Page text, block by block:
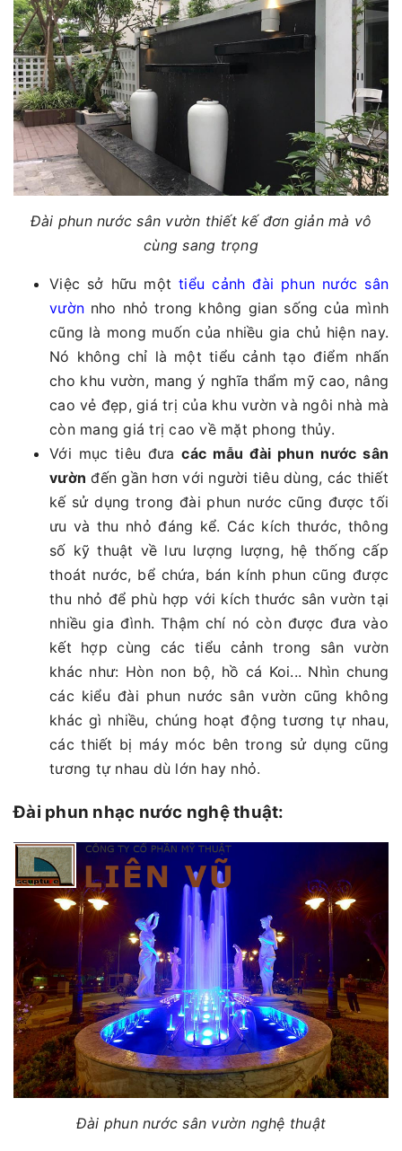
Đài phun nước sân vườn thiết kế đơn giản mà vô
cùng sang trọng
Việc sở hữu mộttiểu cảnh đài phun nước sân
vườn nho nhỏ trong không gian sống của mình
cũng là mong muốn của nhiều gia chủ hiện nay.
Nó không chỉ là một tiểu cảnh tạo điểm nhấn
cho khu vườn, mang ý nghĩa thẩm mỹ cao, nâng
cao vẻ đẹp, giá trị của khu vườn và ngôi nhà mà
còn mang giá trị cao về mặt phong thủy.
Với mục tiêu đưacác mẫu đài phun nước sân
vườn đến gần hơn với người tiêu dùng, các thiết
kế sử dụng trong đài phun nước cũng được tối
ưu và thu nhỏ đáng kể. Các kích thước, thông
số kỹ thuật về lưu lượng lượng, hệ thống cấp
thoát nước, bể chứa, bán kính phun cũng được
thu nhỏ để phù hợp với kích thước sân vườn tại
nhiều gia đình. Thậm chí nó còn được đưa vào
kết hợp cùng các tiểu cảnh trong sân vườn
khác như: Hòn non bộ, hồ cá Koi... Nhìn chung
các kiểu đài phun nước sân vườn cũng không
khác gì nhiều, chúng hoạt động tương tự nhau,
các thiết bị máy móc bên trong sử dụng cũng
tương tự nhau dù lớn hay nhỏ.
Đài phun nhạc nước nghệ thuật:
Đài phun nước sân vườn nghệ thuật